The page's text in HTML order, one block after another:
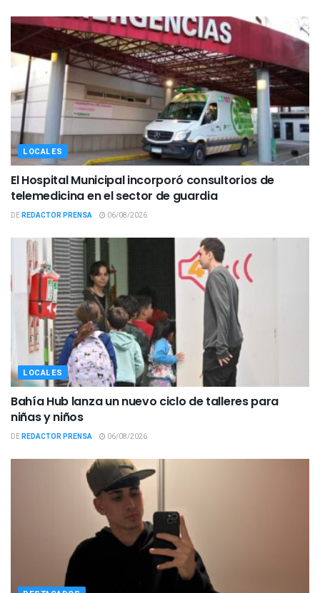
LOCALES
El Hospital Municipal incorporó consultorios de
telemedicina en el sector de guardia
DEREDACTOR PRENSA 06/08/2026
LOCALES
Bahía Hub lanza un nuevo ciclo de talleres para
niñas y niños
DEREDACTOR PRENSA 06/08/2026